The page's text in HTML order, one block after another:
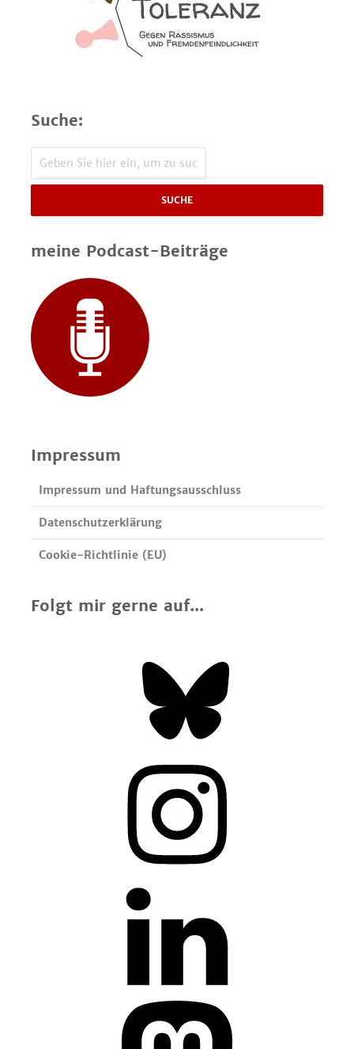
Suche:
SUCHE
meine Podcast-Beiträge
Impressum
Impressum und Haftungsausschluss
Datenschutzerklärung
Cookie-Richtlinie (EU)
Folgt mir gerne auf...